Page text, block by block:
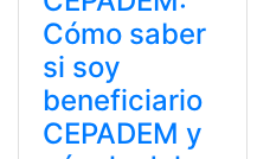
Cómo saber
si soy
beneficiario
CEPADEM y